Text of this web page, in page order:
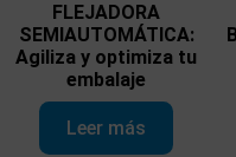
FLEJADORA
SEMIAUTOMÁTICA:
Agiliza y optimiza tu
embalaje
Leer más